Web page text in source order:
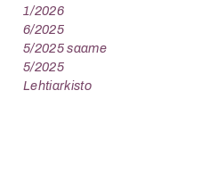
1/2026
6/2025
5/2025 saame
5/2025
Lehtiarkisto